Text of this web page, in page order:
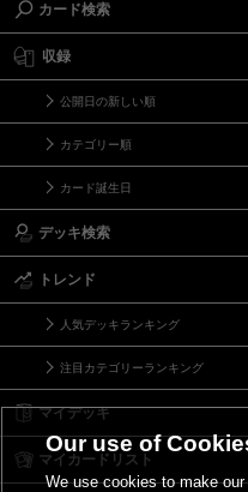
カード検索
収録
公開日の新しい順
カテゴリー順
カード誕生日
デッキ検索
トレンド
人気デッキランキング
注目カテゴリーランキング
マイデッキ
マイカードリスト
Our use of
We use cookies to make